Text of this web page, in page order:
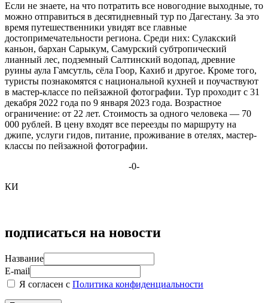
Если не знаете, на что потратить все новогодние выходные, то
можно отправиться в десятидневный тур по Дагестану. За это
время путешественники увидят все главные
достопримечательности региона. Среди них: Сулакский
каньон, бархан Сарыкум, Самурский субтропический
лианный лес, подземный Салтинский водопад, древние
руины аула Гамсутль, сёла Гоор, Кахиб и другое. Кроме того,
туристы познакомятся с национальной кухней и поучаствуют
в мастер-классе по пейзажной фотографии. Тур проходит с 31
декабря 2022 года по 9 января 2023 года. Возрастное
ограничение: от 22 лет. Стоимость за одного человека — 70
000 рублей. В цену входят все переезды по маршруту на
джипе, услуги гидов, питание, проживание в отелях, мастер-
классы по пейзажной фотографии.
-0-
КИ
подписаться на новости
Название
E-mail
Я согласен с Политика конфиденциальности